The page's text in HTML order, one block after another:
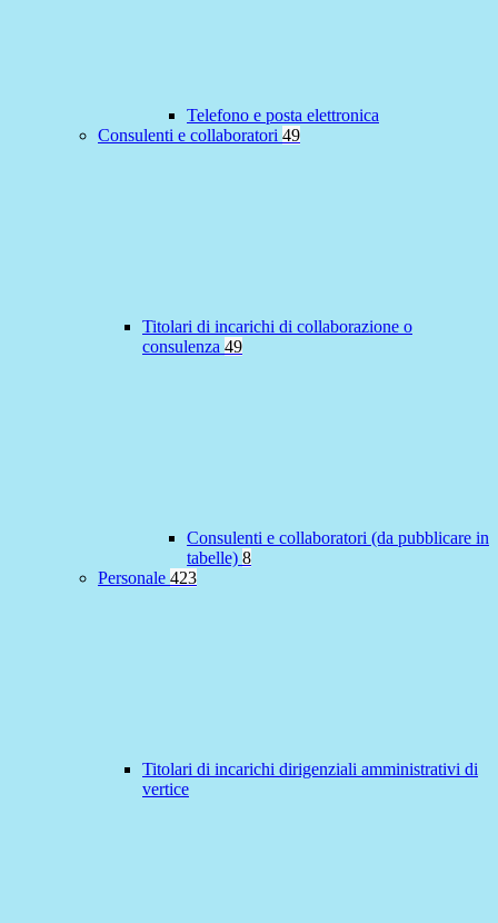
Telefono e posta elettronica
Consulenti e collaboratori 49
Titolari di incarichi di collaborazione o
consulenza 49
Consulenti e collaboratori (da pubblicare in
tabelle) 8
Personale 423
Titolari di incarichi dirigenziali amministrativi di
vertice